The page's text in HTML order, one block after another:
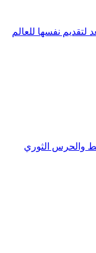
لتقديم نفسها للعالم
والحرس الثوري